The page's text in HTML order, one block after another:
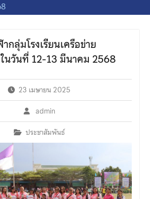
ลือกตั้งคณะ
กิจกรรม “ค่ายเสริม
คุ้มกันเพื่อป้องกันยา
จาก โรงเรียนเบญจม
กลุ่มโรงเรียนเครือข่าย
นวันที่ 12-13 มีนาคม 2568
23 เมษายน 2025
admin
ประชาสัมพันธ์